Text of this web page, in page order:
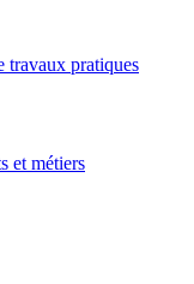
travaux pratiques
et métiers